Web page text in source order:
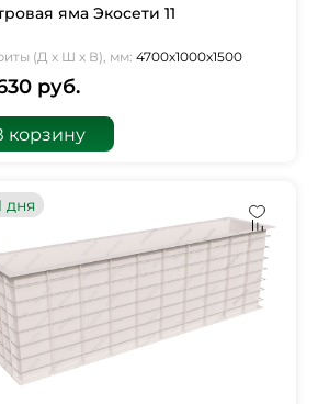
яма Экосети 11
(Д х Ш х В), мм: 4700х1000х1500
руб.
корзину
дня